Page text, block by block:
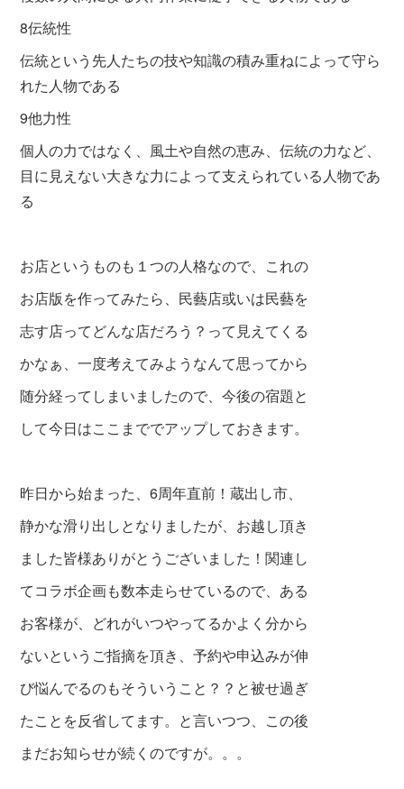
8伝統性
伝統という先人たちの技や知識の積み重ねによって守ら
れた人物である
9他力性
個人の力ではなく、風土や自然の恵み、伝統の力など、
目に見えない大きな力によって支えられている人物であ
る
お店というものも１つの人格なので、これの
お店版を作ってみたら、民藝店或いは民藝を
志す店ってどんな店だろう？って見えてくる
かなぁ、一度考えてみようなんて思ってから
随分経ってしまいましたので、今後の宿題と
して今日はここまででアップしておきます。
昨日から始まった、6周年直前！蔵出し市、
静かな滑り出しとなりましたが、お越し頂き
ました皆様ありがとうございました！関連し
てコラボ企画も数本走らせているので、ある
お客様が、どれがいつやってるかよく分から
ないというご指摘を頂き、予約や申込みが伸
び悩んでるのもそういうこと？？と被せ過ぎ
たことを反省してます。と言いつつ、この後
まだお知らせが続くのですが。。。